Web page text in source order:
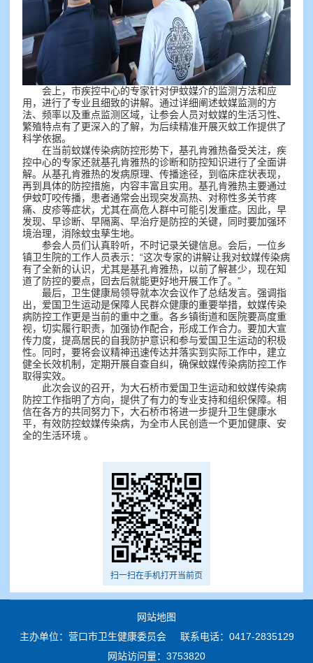
会上，市疾控中心的专家针对伊蚊媒介的监测方法和应
用，进行了专业且细致的讲解。通过详细阐述蚊媒监测的方
法、频率以及重点监测区域，让参会人员对蚊媒的生活习性、
繁殖特点有了更深入的了解，为后续精准开展灭蚊工作提供了
科学依据。
在当前蚊媒传染病防控形势下，基孔肯雅热备受关注，疾
控中心的专家还就基孔肯雅热的诊断和防控知识进行了全面讲
解。从基孔肯雅热的发病原理、传播途径，到临床症状表现，
再到具体的防控措施，内容丰富且实用。基孔肯雅热主要通过
伊蚊叮咬传播，患者通常会出现突发高热、对称性多关节疼
痛、皮疹等症状，尤其在高危人群中可能引发重症。因此，早
发现、早诊断、早隔离、早治疗是防控的关键，同时要加强环
境治理，消除蚊虫孳生地。
参会人员们认真聆听，不时记录关键信息。会后，一位乡
镇卫生院的工作人员表示：“这次专家的讲解让我对蚊媒传染病
有了全新的认识，尤其是基孔肯雅热，以前了解甚少，现在知
道了防控的要点，回去后就能更好地开展工作了。”
最后，卫生健康局领导就本次会议作了总结发言。强调指
出，爱国卫生运动是保障人民群众健康的重要举措，蚊媒传染
病防控工作更是当前的重中之重。各乡镇街道和医院要高度重
视，切实履行职责，加强协作配合，形成工作合力。要加大宣
传力度，提高居民的自我防护意识和参与爱国卫生运动的积极
性。同时，要将会议精神迅速传达并落实到实际工作中，建立
健全长效机制，定期开展自查自纠，确保蚊媒传染病防控工作
取得实效。
此次会议的召开，为大石桥市爱国卫生运动和蚊媒传染病
防控工作指明了方向，提供了有力的专业支持和组织保障。相
信在各方的共同努力下，大石桥市将进一步提升卫生健康水
平，有效防控蚊媒传染病，为全市人民创造一个更加健康、安
全的生活环境 。
扫一扫在手机打开当前页
网站地图
主办单位：营口市卫生健康委员会
联系电话：0417-2835129
网站访问量：3753820